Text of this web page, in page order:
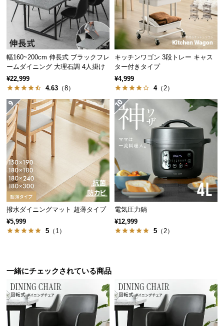
路
に
つ
い
て
返
品・
キ
ャ
ン
セ
ル
に
つ
い
て
保
証
て
会
員
規
幅160~200cm 伸長式 ブラックフレ
ームダイニング 大理石調 4人掛け
¥22,999
4.63 （8）
キッチンワゴン 3段トレー キャス
ター付きタイプ
¥4,999
4（2）
撥水ダイニングマット 超薄タイプ
¥5,999
5 （1）
電気圧力鍋
¥12,999
5 （2）
一緒にチェックされている商品